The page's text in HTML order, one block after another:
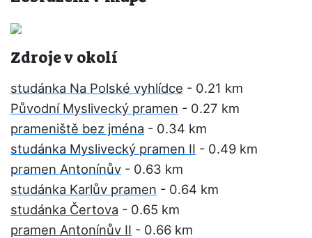
Zdroje v okolí
studánka Na Polské vyhlídce - 0.21 km
Původní Myslivecký pramen - 0.27 km
prameniště bez jména - 0.34 km
studánka Myslivecký pramen II - 0.49 km
pramen Antonínův - 0.63 km
studánka Karlův pramen - 0.64 km
studánka Čertova - 0.65 km
pramen Antonínův II - 0.66 km